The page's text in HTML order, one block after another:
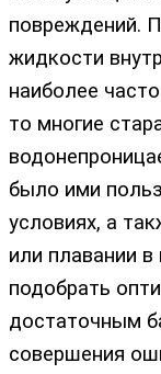
повреждений.
жидкости
наиболее
то многие
было ими
условиях, а
или плавании
подобрать
достаточным
совершения